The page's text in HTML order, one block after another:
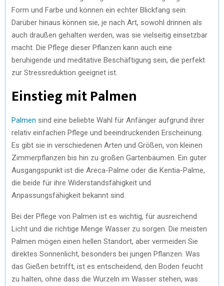
Form und Farbe und können ein echter Blickfang sein.
Darüber hinaus können sie, je nach Art, sowohl drinnen als
auch draußen gehalten werden, was sie vielseitig einsetzbar
macht. Die Pflege dieser Pflanzen kann auch eine
beruhigende und meditative Beschäftigung sein, die perfekt
zur Stressreduktion geeignet ist.
Einstieg mit Palmen
Palmen sind eine beliebte Wahl für Anfänger aufgrund ihrer
relativ einfachen Pflege und beeindruckenden Erscheinung.
Es gibt sie in verschiedenen Arten und Größen, von kleinen
Zimmerpflanzen bis hin zu großen Gartenbäumen. Ein guter
Ausgangspunkt ist die Areca-Palme oder die Kentia-Palme,
die beide für ihre Widerstandsfähigkeit und
Anpassungsfähigkeit bekannt sind.
Bei der Pflege von Palmen ist es wichtig, für ausreichend
Licht und die richtige Menge Wasser zu sorgen. Die meisten
Palmen mögen einen hellen Standort, aber vermeiden Sie
direktes Sonnenlicht, besonders bei jungen Pflanzen. Was
das Gießen betrifft, ist es entscheidend, den Boden feucht
zu halten, ohne dass die Wurzeln im Wasser stehen, was